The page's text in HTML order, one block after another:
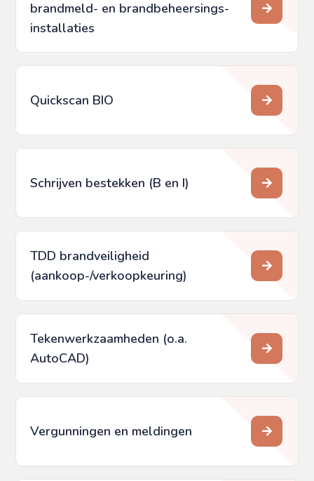
brandmeld- en brandbeheersings­
installaties
Quickscan BIO
Schrijven bestekken (B en I)
TDD brandveiligheid
(aankoop-/verkoopkeuring)
Tekenwerkzaamheden (o.a.
AutoCAD)
Vergunningen en meldingen